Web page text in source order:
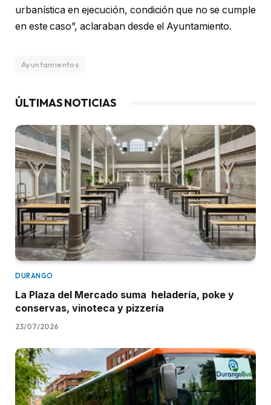
urbanística en ejecución, condición que no se cumple
en este caso”, aclaraban desde el Ayuntamiento.
Ayuntamientos
ÚLTIMAS NOTICIAS
DURANGO
La Plaza del Mercado suma heladería, poke y
conservas, vinoteca y pizzería
23/07/2026